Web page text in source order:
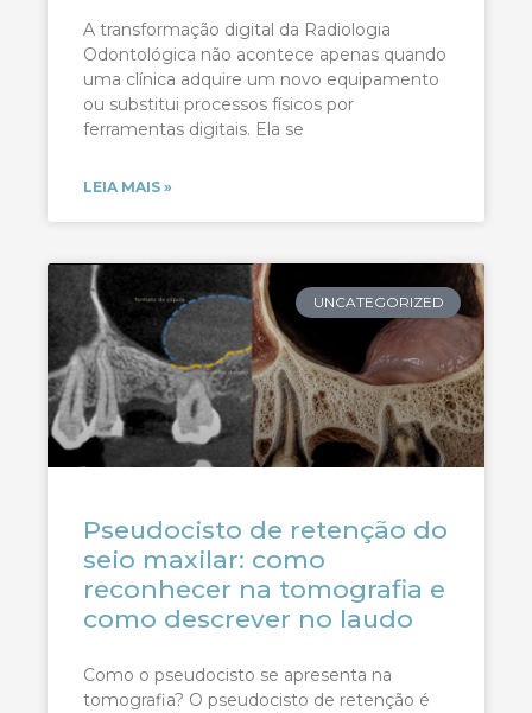
A transformação digital da Radiologia
Odontológica não acontece apenas quando
uma clínica adquire um novo equipamento
ou substitui processos físicos por
ferramentas digitais. Ela se
LEIA MAIS »
UNCATEGORIZED
Pseudocisto de retenção do
seio maxilar: como
reconhecer na tomografia e
como descrever no laudo
Como o pseudocisto se apresenta na
tomografia? O pseudocisto de retenção é